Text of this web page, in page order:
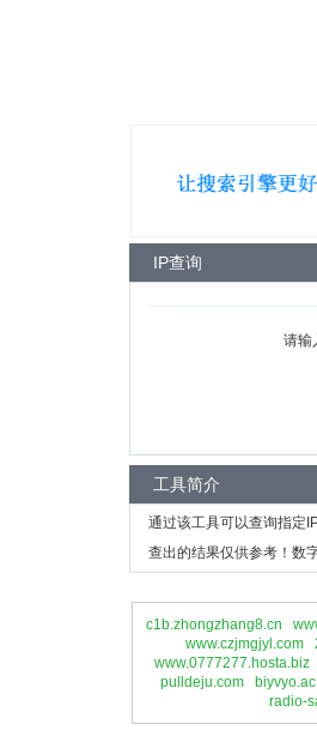
IP查询
请输
工具简介
通过该工具可以查询指定
查出的结果仅供参考！数
c1b.zhongzhang8.cn
www.czjmgjyl.com
www.0777277.hosta.biz
pulldeju.com
radio-